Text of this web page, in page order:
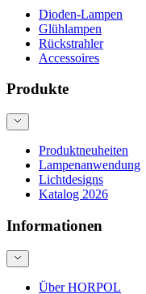
Dioden-Lampen
Glühlampen
Rückstrahler
Accessoires
Produkte
Produktneuheiten
Lampenanwendung
Lichtdesigns
Katalog 2026
Informationen
Über HORPOL